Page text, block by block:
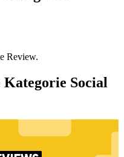
Review.
Kategorie Social